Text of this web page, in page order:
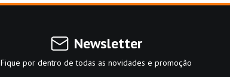
Newsletter
Fique por dentro de todas as novidades e promoção